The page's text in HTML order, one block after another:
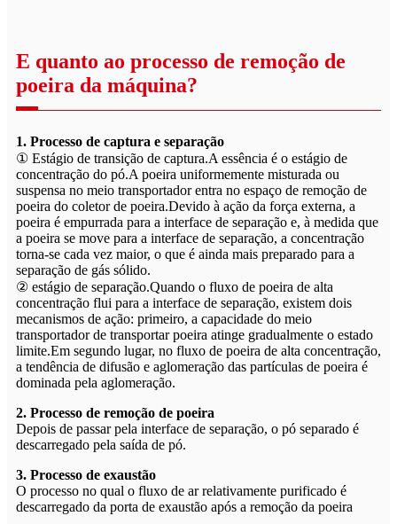
E quanto ao processo de remoção de
poeira da máquina?
1. Processo de captura e separação
① Estágio de transição de captura.A essência é o estágio de
concentração do pó.A poeira uniformemente misturada ou
suspensa no meio transportador entra no espaço de remoção de
poeira do coletor de poeira.Devido à ação da força externa, a
poeira é empurrada para a interface de separação e, à medida que
a poeira se move para a interface de separação, a concentração
torna-se cada vez maior, o que é ainda mais preparado para a
separação de gás sólido.
② estágio de separação.Quando o fluxo de poeira de alta
concentração flui para a interface de separação, existem dois
mecanismos de ação: primeiro, a capacidade do meio
transportador de transportar poeira atinge gradualmente o estado
limite.Em segundo lugar, no fluxo de poeira de alta concentração,
a tendência de difusão e aglomeração das partículas de poeira é
dominada pela aglomeração.
2. Processo de remoção de poeira
Depois de passar pela interface de separação, o pó separado é
descarregado pela saída de pó.
3. Processo de exaustão
O processo no qual o fluxo de ar relativamente purificado é
descarregado da porta de exaustão após a remoção da poeira